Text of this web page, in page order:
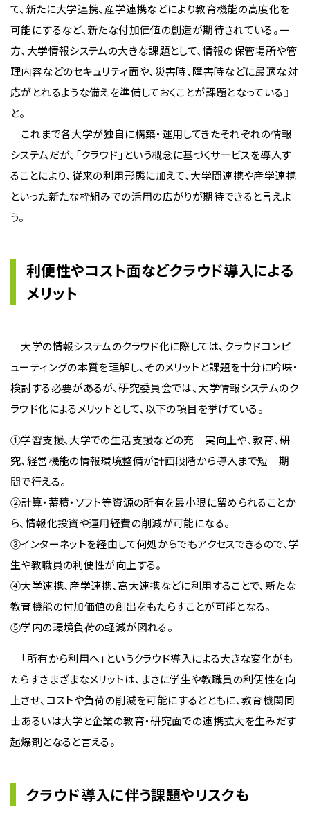
て、新たに大学連携、産学連携などにより教育機能の高度化を
可能にするなど、新たな付加価値の創造が期待されている。一
方、大学情報システムの大きな課題として、情報の保管場所や管
理内容などのセキュリティ面や、災害時、障害時などに最適な対
応がとれるような備えを準備しておくことが課題となっている』
と。
これまで各大学が独自に構築・運用してきたそれぞれの情報
システムだが、「クラウド」という概念に基づくサービスを導入す
ることにより、従来の利用形態に加えて、大学間連携や産学連携
といった新たな枠組みでの活用の広がりが期待できると言えよ
う。
利便性やコスト面などクラウド導入による
メリット
大学の情報システムのクラウド化に際しては、クラウドコンピ
ューティングの本質を理解し、そのメリットと課題を十分に吟味・
検討する必要があるが、研究委員会では、大学情報システムのク
ラウド化によるメリットとして、以下の項目を挙げている。
①学習支援、大学での生活支援などの充 実向上や、教育、研
究、経営機能の情報環境整備が計画段階から導入まで短 期
間で行える。
②計算・蓄積・ソフト等資源の所有を最小限に留められることか
ら、情報化投資や運用経費の削減が可能になる。
③インターネットを経由して何処からでもアクセスできるので、学
生や教職員の利便性が向上する。
④大学連携、産学連携、高大連携などに利用することで、新たな
教育機能の付加価値の創出をもたらすことが可能となる。
⑤学内の環境負荷の軽減が図れる。
「所有から利用へ」というクラウド導入による大きな変化がも
たらすさまざまなメリットは、まさに学生や教職員の利便性を向
上させ、コストや負荷の削減を可能にするとともに、教育機関同
士あるいは大学と企業の教育・研究面での連携拡大を生みだす
起爆剤となると言える。
クラウド導入に伴う課題やリスクも